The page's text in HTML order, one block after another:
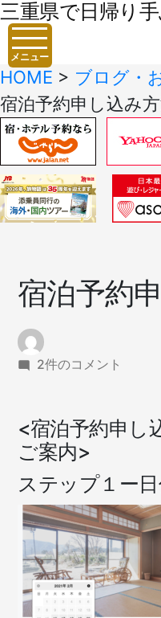
三重県で日帰り
メニュー
HOME > ブログ・
宿泊予約申し込み
宿泊予約
宿
約
申
し
込
み
方
法
へ
の
2件のコメント
<宿泊予約申し
ご案内>
ステップ１ー